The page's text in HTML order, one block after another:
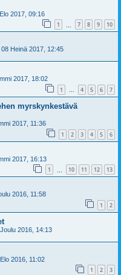
2017, 09:16
1 7 8 9 10
08 Heinä 2017, 12:45
2017, 18:02
1 … 4 5 6 7
myrskynkestävä
2017, 11:36
1 2 3 4 5 6
2017, 16:13
1 10 11 12 13
2016, 11:58
1 2
2016, 14:13
2016, 11:02
1 2 3